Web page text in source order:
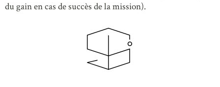
du gain en cas de succès de la mission).